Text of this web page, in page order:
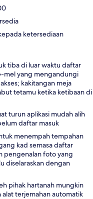
ketersediaan
tiba di luar waktu daftar
mel yang mengandungi
kakitangan meja
tetamu ketika ketibaan di
turun aplikasi mudah alih
daftar masuk
menempah tempahan
kad semasa daftar
pengenalan foto yang
diselaraskan dengan
pihak hartanah mungkin
terjemahan automatik